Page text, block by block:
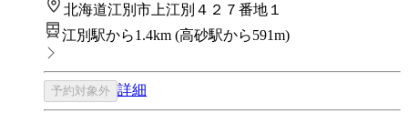
北海道江別市上江別４２７番地１
江別駅から1.4km (高砂駅から591m)
予約対象外 詳細